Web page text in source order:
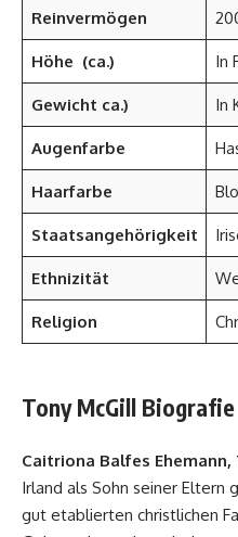
Reinvermögen
Höhe (ca.) In
Gewicht ca.) In
Augenfarbe
Haarfarbe
Staatsangehörigkeit
Ethnizität
Religion
Tony McGill Biografie
Caitriona Balfes Ehemann,
Irland als Sohn seiner Eltern
gut etablierten christlichen